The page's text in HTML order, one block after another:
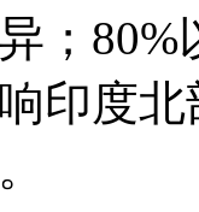
；
印度